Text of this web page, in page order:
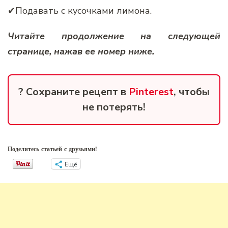
✔Подавать с кусочками лимона.
Читайте продолжение на следующей
странице, нажав ее номер ниже.
? Сохраните рецепт в Pinterest, чтобы
не потерять!
Поделитесь статьей с друзьями!
Ещё